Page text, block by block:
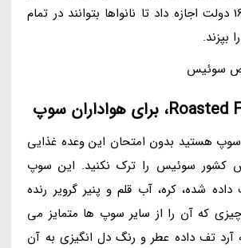
شد اما از سال 1629 دولت اجازه داد تا نانواها بتوانند در تمام
بپزند.
هستید بدون امتحان این وعده غذایی
کشور سوئیس را ترک نکنید. این سوپ
شده، کره، آب قلم و پنیر گرویر رنده
که آن را از سایر سوپ ها متمایز می
آرد تف داده عطر و رنگ دل انگیزی به آن